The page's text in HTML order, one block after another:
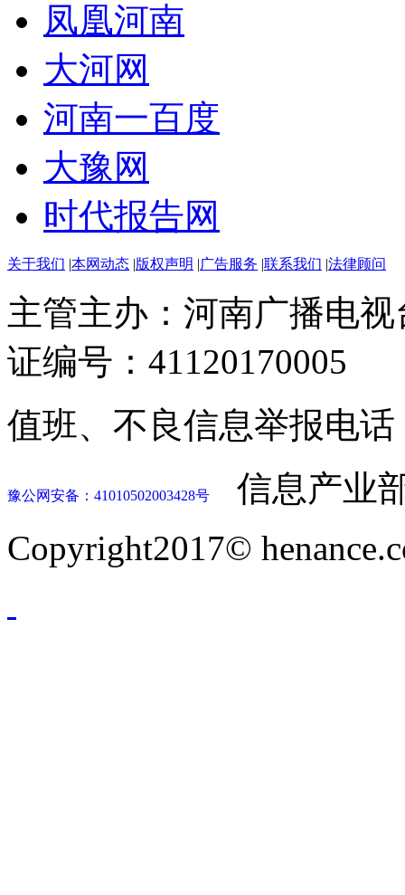
凤凰河南
大河网
河南一百度
大豫网
时代报告网
关于我们 本网动态 版权声明 广告服务 联系我们 法律顾问
主管主办：河南广播电
证编号：41120170005
值班、不良信息举报电话
豫公网安备：41010502003428号
信息产业
Copyright2017©